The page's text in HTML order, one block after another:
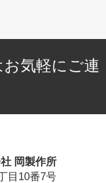
気軽にご連
岡製作所
目10番7号